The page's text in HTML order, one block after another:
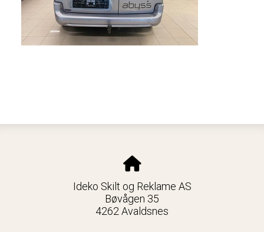
Ideko Skilt og Reklame AS
Bøvågen 35
4262 Avaldsnes